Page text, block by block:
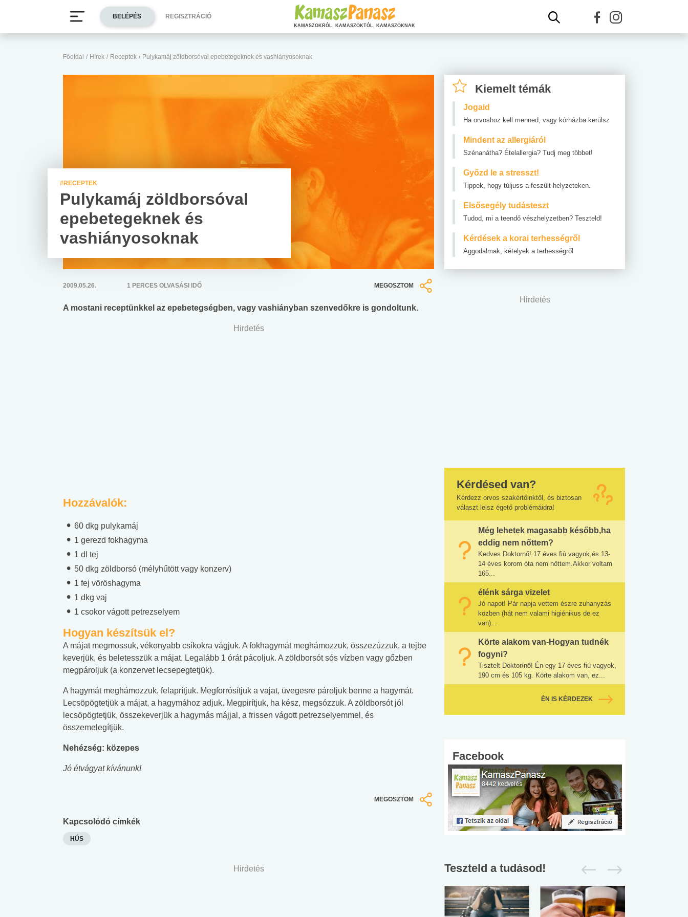
Főoldal / Hírek / Receptek / Pulykamáj zöldborsóval epebetegeknek és vashiányosoknak
#RECEPTEK
Pulykamáj zöldborsóval
epebetegeknek és
vashiányosoknak
2009.05.26. 1 PERCES OLVASÁSI IDŐ MEGOSZTOM
A mostani receptünkkel az epebetegségben, vagy vashiányban szenvedőkre is gondoltunk.
Hirdetés
Hozzávalók:
60 dkg pulykamáj
1 gerezd fokhagyma
1 dl tej
50 dkg zöldborsó (mélyhűtött vagy konzerv)
1 fej vöröshagyma
1 dkg vaj
1 csokor vágott petrezselyem
Hogyan készítsük el?
A májat megmossuk, vékonyabb csíkokra vágjuk. A fokhagymát meghámozzuk, összezúzzuk, a tejbe
keverjük, és beletesszük a májat. Legalább 1 órát pácoljuk. A zöldborsót sós vízben vagy gőzben
megpároljuk (a konzervet lecsepegtetjük).
A hagymát meghámozzuk, felaprítjuk. Megforrósítjuk a vajat, üvegesre pároljuk benne a hagymát.
Lecsöpögtetjük a májat, a hagymához adjuk. Megpirítjuk, ha kész, megsózzuk. A zöldborsót jól
lecsöpögtetjük, összekeverjük a hagymás májjal, a frissen vágott petrezselyemmel, és
összemelegítjük.
Nehézség: közepes
Jó étvágyat kívánunk!
MEGOSZTOM
Kapcsolódó címkék
HÚS
Hirdetés
Kiemelt témák
Jogaid
Ha orvoshoz kell menned, vagy kórházba kerülsz
Mindent az allergiáról
Szénanátha? Ételallergia? Tudj meg többet!
Győzd le a stresszt!
Tippek, hogy túljuss a feszült helyzeteken.
Elsősegély tudásteszt
Tudod, mi a teendő vészhelyzetben? Teszteld!
Kérdések a korai terhességről
Aggodalmak, kételyek a terhességről
Hirdetés
Kérdésed van?
Kérdezz orvos szakértőinktől, és biztosan
választ lelsz égető problémáidra!
Még lehetek magasabb később,ha
eddig nem nőttem?
Kedves Doktornő! 17 éves fiú vagyok,és 13-
14 éves korom óta nem nőttem.Akkor voltam
165...
élénk sárga vizelet
Jó napot! Pár napja vettem észre zuhanyzás
közben (hát nem valami higiénikus de ez
van)...
Körte alakom van-Hogyan tudnék
fogyni?
Tisztelt Doktor/nő! Én egy 17 éves fiú vagyok,
190 cm és 105 kg. Körte alakom van, ez...
ÉN IS KÉRDEZEK
Facebook
Teszteld a tudásod!
BELÉPÉS REGISZTRÁCIÓ
KAMASZOKRÓL, KAMASZOKTÓL, KAMASZOKNAK